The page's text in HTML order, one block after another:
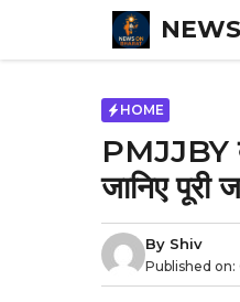
content
HOME
PMJJBY
जानिए पूरी
By Shiv
Published on: